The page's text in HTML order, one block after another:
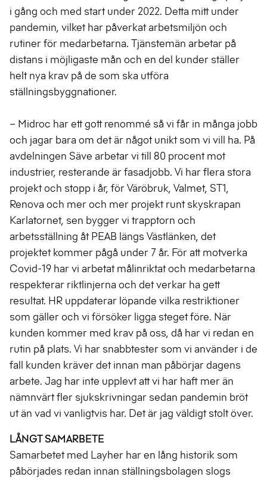
i gång och med start under 2022. Detta mitt under
pandemin, vilket har påverkat arbetsmiljön och
rutiner för medarbetarna. Tjänstemän arbetar på
distans i möjligaste mån och en del kunder ställer
helt nya krav på de som ska utföra
ställningsbyggnationer.
– Midroc har ett gott renommé så vi får in många jobb
och jagar bara om det är något unikt som vi vill ha. På
avdelningen Säve arbetar vi till 80 procent mot
industrier, resterande är fasadjobb. Vi har flera stora
projekt och stopp i år, för Väröbruk, Valmet, ST1,
Renova och mer och mer projekt runt skyskrapan
Karlatornet, sen bygger vi trapptorn och
arbetsställning åt PEAB längs Västlänken, det
projektet kommer pågå under 7 år. För att motverka
Covid-19 har vi arbetat målinriktat och medarbetarna
respekterar riktlinjerna och det verkar ha gett
resultat. HR uppdaterar löpande vilka restriktioner
som gäller och vi försöker ligga steget före. När
kunden kommer med krav på oss, då har vi redan en
rutin på plats. Vi har snabbtester som vi använder i de
fall kunden kräver det innan man påbörjar dagens
arbete. Jag har inte upplevt att vi har haft mer än
nämnvärt fler sjukskrivningar sedan pandemin bröt
ut än vad vi vanligtvis har. Det är jag väldigt stolt över.
LÅNGT SAMARBETE
Samarbetet med Layher har en lång historik som
påbörjades redan innan ställningsbolagen slogs